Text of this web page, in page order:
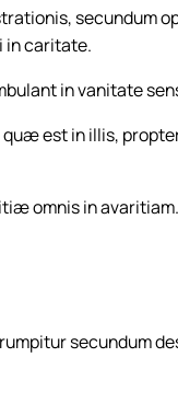
secundum
in caritate.
in vanitate
quæ est in illis,
omnis in avaritiam.
secundum